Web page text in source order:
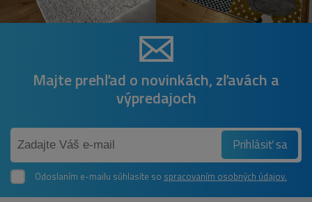
Majte prehľad o novinkách, zľavách a
výpredajoch
Prihlásiť sa
Odoslaním e-mailu súhlasíte so spracovaním osobných údajov.